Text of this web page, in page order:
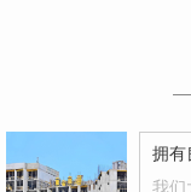
拥有
我们